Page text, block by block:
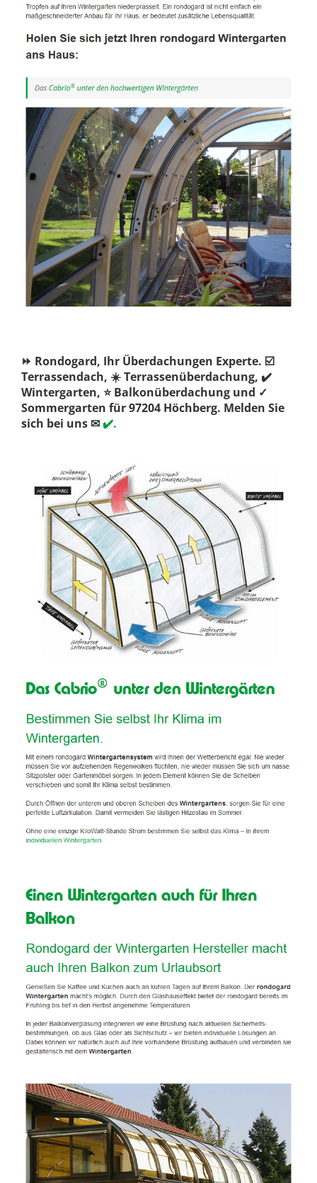
⏩ Rondogard, Ihr Überdachungen Experte. ☑️
Terrassendach, ☀️ Terrassenüberdachung, ✔️
Wintergarten, ⭐ Balkonüberdachung und ✓
Sommergarten für 97204 Höchberg. Melden Sie
sich bei uns ✉✔️.